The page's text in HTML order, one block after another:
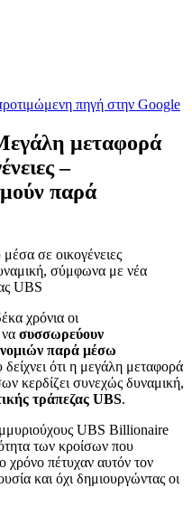
πηγή στην Google
μεταφορά
–
παρά
σε οικογένειες
σύμφωνα με νέα
UBS
χρόνια οι
να συσσωρεύουν
παρά μέσω
δείχνει ότι η μεγάλη μεταφορά
κερδίζει συνεχώς δυναμική,
τράπεζας UBS.
UBS Billionaire
των κροίσων που
χρόνο πέτυχαν αυτόν τον
και όχι δημιουργώντας οι